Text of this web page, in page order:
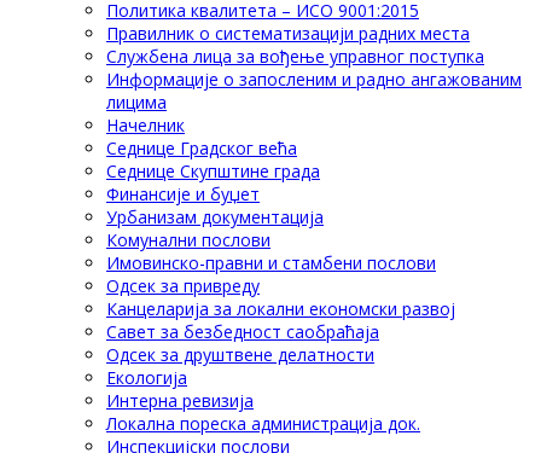
Политика квалитета – ИСО 9001:2015
Правилник о систематизацији радних места
Службена лица за вођење управног поступка
Информације о запосленим и радно ангажованим
лицима
Начелник
Седнице Градског већа
Седнице Скупштине града
Финансије и буџет
Урбанизам документација
Комунални послови
Имовинско-правни и стамбени послови
Одсек за привреду
Канцеларија за локални економски развој
Савет за безбедност саобраћаја
Одсек за друштвене делатности
Eкологија
Интерна ревизија
Локална пореска администрација док.
Инспекцијски послови